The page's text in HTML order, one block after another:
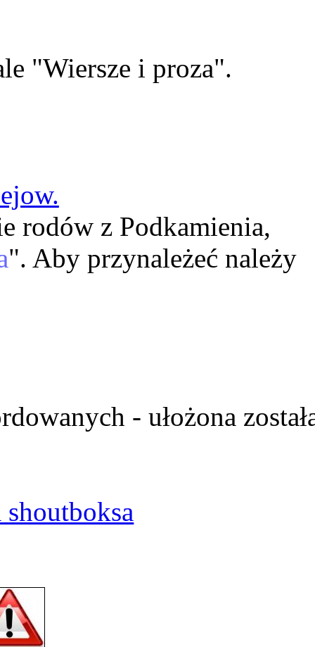
"Wiersze i proza".
rodów z Podkamienia,
". Aby przynależeć należy
- ułożona